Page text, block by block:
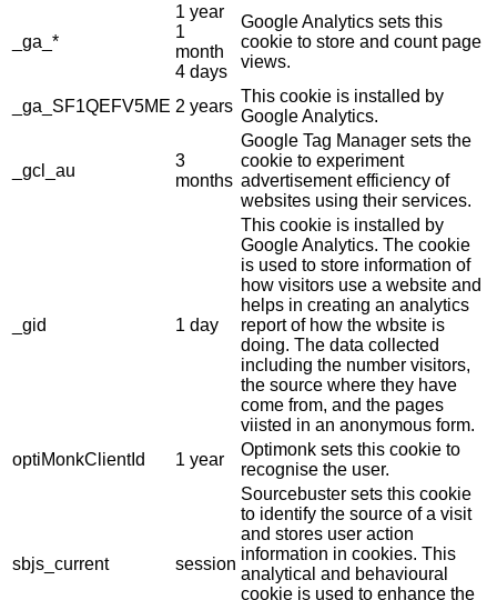
_ga_*
1 year
1
month
4 days
Google Analytics sets this
cookie to store and count page
views.
_ga_SF1QEFV5ME 2 years
This cookie is installed by
Google Analytics.
_gcl_au
3
months
Google Tag Manager sets the
cookie to experiment
advertisement efficiency of
websites using their services.
_gid 1 day
This cookie is installed by
Google Analytics. The cookie
is used to store information of
how visitors use a website and
helps in creating an analytics
report of how the wbsite is
doing. The data collected
including the number visitors,
the source where they have
come from, and the pages
viisted in an anonymous form.
optiMonkClientId
1 year
Optimonk sets this cookie to
recognise the user.
sbjs_current session
Sourcebuster sets this cookie
to identify the source of a visit
and stores user action
information in cookies. This
analytical and behavioural
cookie is used to enhance the